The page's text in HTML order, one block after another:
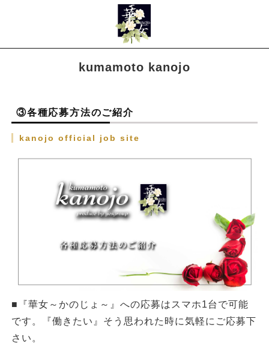
kumamoto kanojo
③各種応募方法のご紹介
kanojo official job site
■『華女～かのじょ～』 への応募はスマホ1台で可能
です。『働きたい』そう思われた時に気軽にご応募下
さい。